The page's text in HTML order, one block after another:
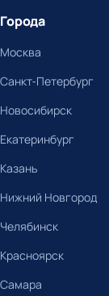
Города
Москва
Санкт-Петербург
Новосибирск
Екатеринбург
Казань
Нижний Новгород
Челябинск
Красноярск
Самара